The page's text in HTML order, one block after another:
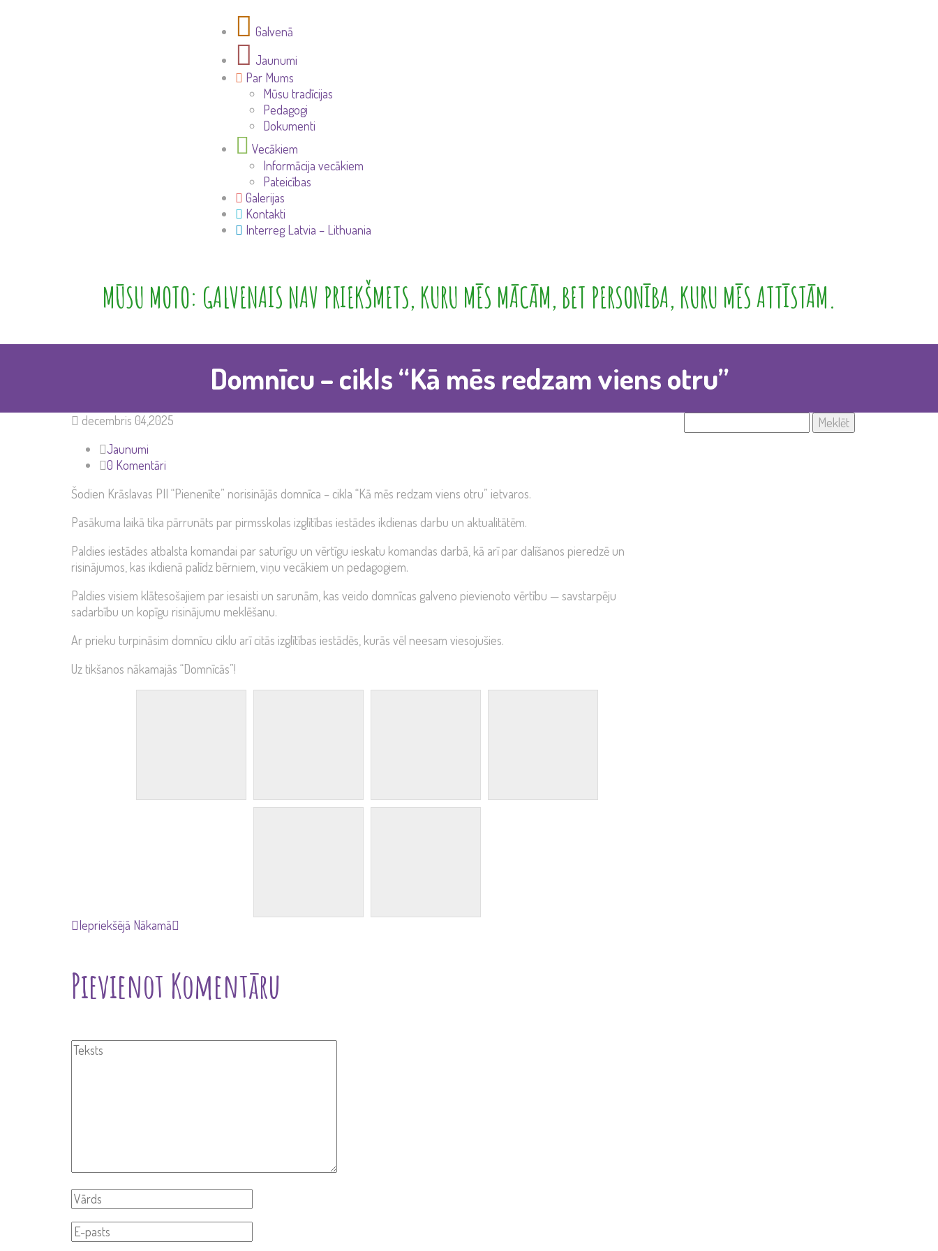
Galvenā
Jaunumi
Par Mums
Mūsu tradīcijas
Pedagogi
Dokumenti
Vecākiem
Informācija vecākiem
Pateicības
Galerijas
Kontakti
Interreg Latvia – Lithuania
MŪSU MOTO: GALVENAIS NAV PRIEKŠMETS, KURU MĒS MĀCĀM, BET PERSONĪBA, KURU MĒS ATTĪSTĀM.
Domnīcu – cikls “Kā mēs redzam viens otru”
decembris 04,2025
Jaunumi
0 Komentāri
Šodien Krāslavas PII “Pienenīte” norisinājās domnīca – cikla “Kā mēs redzam viens otru” ietvaros.
Pasākuma laikā tika pārrunāts par pirmsskolas izglītības iestādes ikdienas darbu un aktualitātēm.
Paldies iestādes atbalsta komandai par saturīgu un vērtīgu ieskatu komandas darbā, kā arī par dalīšanos pieredzē un
risinājumos, kas ikdienā palīdz bērniem, viņu vecākiem un pedagogiem.
Paldies visiem klātesošajiem par iesaisti un sarunām, kas veido domnīcas galveno pievienoto vērtību — savstarpēju
sadarbību un kopīgu risinājumu meklēšanu.
Ar prieku turpināsim domnīcu ciklu arī citās izglītības iestādēs, kurās vēl neesam viesojušies.
Uz tikšanos nākamajās “Domnīcās”!
Iepriekšējā Nākamā
Pievienot Komentāru